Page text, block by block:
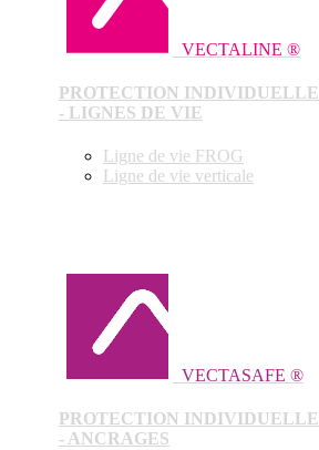
VECTALINE ®
PROTECTION INDIVIDUELLE
- LIGNES DE VIE
Ligne de vie FROG
Ligne de vie verticale
VECTASAFE ®
PROTECTION INDIVIDUELLE
- ANCRAGES